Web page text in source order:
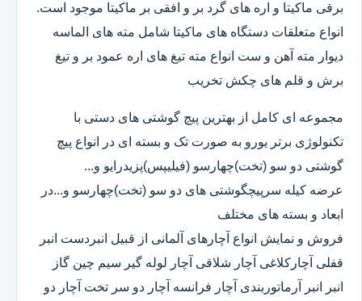
برقی ماکیتا و اره های گرد بر و افقی بر ماکیتا موجود است.
انواع متعلقات دستگاه های ماکیتا شامل مته های الماسه
دیوار مته آهن و ست انواع مته تیغ های اره عمود بر و تیغ
برش و قلم های چکش تخریب
مجموعه ای کامل از بهترین پیچ گوشتی های دستی با
تکنولوژی برتر یورو به صورت تک و بسته ای در انواع پیچ
گوشتی دو سو (تخت)چهارسو (فیلیپس)پزیدرایو و...
عرضه کیله سرپیچگوشتی های دو سو (تخت)چهارسو و...در
ابعاد و بسته های مختلف
فروش و نمایش انواع آچارهای آلمانی از قبیل انبردست انبر
قفلی آچارکلاغی آچار شلاقی آچار لوله گیر سیم چین گاز
انبر انبر آرماتوربندی آچار فرانسه آچار دو سر تخت آچار دو